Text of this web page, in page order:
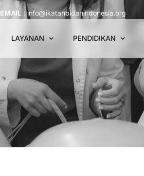
EMAIL : info@ikatanbidanindonesia.org
LAYANAN PENDIDIKAN